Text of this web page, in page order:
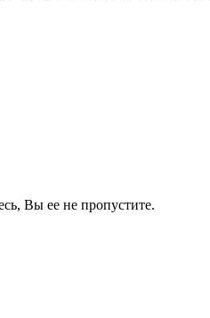
Вы ее не пропустите.